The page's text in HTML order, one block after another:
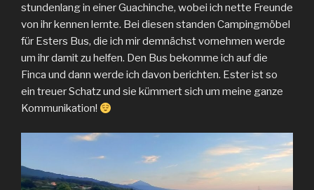
stundenlang in einer Guachinche, wobei ich nette Freunde
von ihr kennen lernte. Bei diesen standen Campingmöbel
für Esters Bus, die ich mir demnächst vornehmen werde
um ihr damit zu helfen. Den Bus bekomme ich auf die
Finca und dann werde ich davon berichten. Ester ist so
ein treuer Schatz und sie kümmert sich um meine ganze
Kommunikation!